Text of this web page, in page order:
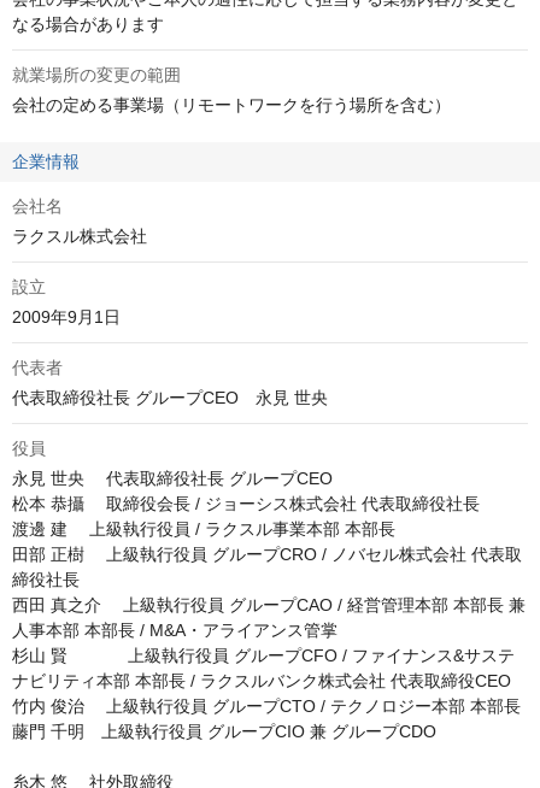
なる場合があります
就業場所の変更の範囲
会社の定める事業場（リモートワークを行う場所を含む）
企業情報
会社名
ラクスル株式会社
設立
2009年9月1日
代表者
代表取締役社長 グループCEO　永見 世央
役員
永見 世央 　代表取締役社長 グループCEO
松本 恭攝 　取締役会長 / ジョーシス株式会社 代表取締役社長
渡邊 建 　上級執行役員 / ラクスル事業本部 本部長
田部 正樹 　上級執行役員 グループCRO / ノバセル株式会社 代表取
締役社長
西田 真之介 　上級執行役員 グループCAO / 経営管理本部 本部長 兼
人事本部 本部長 / M&A・アライアンス管掌
杉山 賢 　        上級執行役員 グループCFO / ファイナンス&サステ
ナビリティ本部 本部長 / ラクスルバンク株式会社 代表取締役CEO
竹内 俊治 　上級執行役員 グループCTO / テクノロジー本部 本部長
藤門 千明　上級執行役員 グループCIO 兼 グループCDO
糸木 悠 　社外取締役